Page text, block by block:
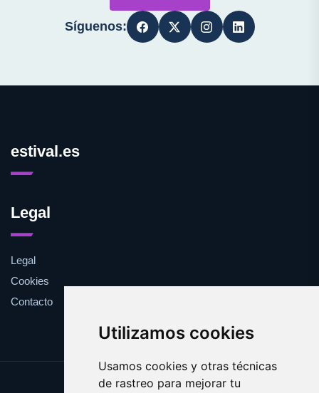
Utilizamos cookies
Usamos cookies y otras técnicas
de rastreo para mejorar tu
Síguenos:
estival.es
Legal
Legal
Cookies
Contacto
Update cookies preferences